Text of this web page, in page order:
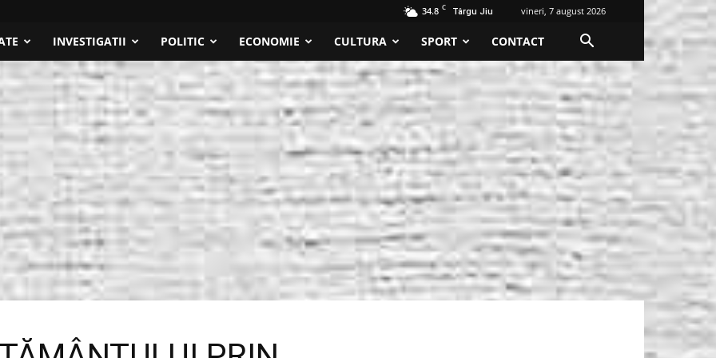
34.8 C Târgu Jiu vineri, 7 august 2026
INVESTIGATII POLITIC ECONOMIE CULTURA SPORT CONTACT